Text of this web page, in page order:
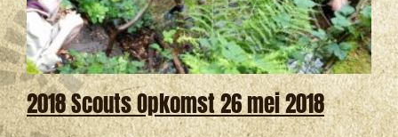
2018 Scouts Opkomst 26 mei 2018